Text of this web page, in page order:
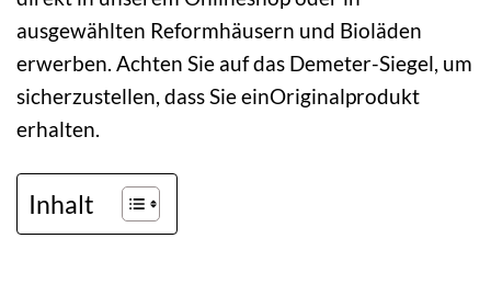
ausgewählten Reformhäusern und Bioläden
erwerben. Achten Sie auf das Demeter-Siegel, um
sicherzustellen, dass Sie einOriginalprodukt
erhalten.
Inhalt